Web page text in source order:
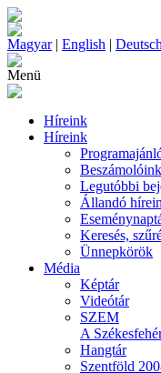
Magyar| English | Deutsch
Menü
Híreink
Híreink
Beszámolóink
Legutóbbi
Állandó
Keresés,
Ünnepkörök
Média
Képtár
Videótár
SZEM
A
Hangtár
Szentföld